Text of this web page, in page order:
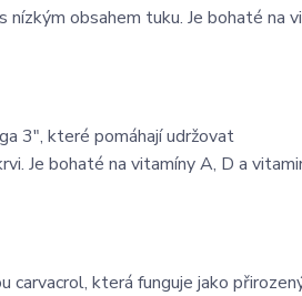
obsahem tuku. Je bohaté na
3", které pomáhají udržovat
Je bohaté na vitamíny A, D a
carvacrol, která funguje jako